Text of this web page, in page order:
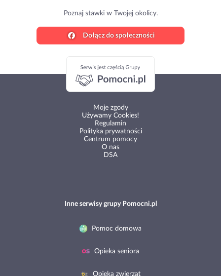
Poznaj stawki w Twojej okolicy.
Dołącz do społeczności
Moje zgody
Używamy Cookies!
Regulamin
Polityka prywatności
Centrum pomocy
O nas
DSA
Inne serwisy grupy Pomocni.pl
Pomoc domowa
Opieka seniora
Opieka zwierząt